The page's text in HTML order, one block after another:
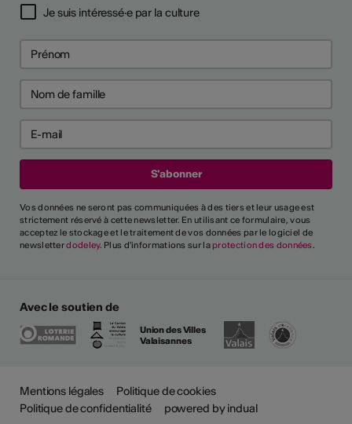
Je suis intéressé·e par la culture
Vos données ne seront pas communiquées à des tiers et leur usage est
strictement réservé à cette newsletter. En utilisant ce formulaire, vous
acceptez le stockage et le traitement de vos données par le logiciel de
newsletterdodeley. Plus d'informations sur la protection des données.
Avec le soutien de
Union des Villes
Valaisannes
Mentions légales
Politique de cookies
Politique de confidentialité
powered by indual